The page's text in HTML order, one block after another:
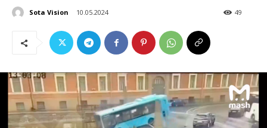
Sota Vision 10.05.2024 49